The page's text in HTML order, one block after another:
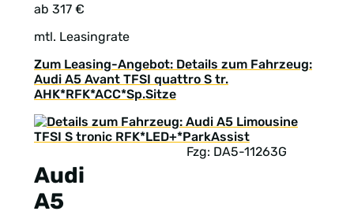
ab 317 €
mtl. Leasingrate
Zum Leasing-Angebot: Details zum Fahrzeug:
Audi A5 Avant TFSI quattro S tr.
AHK*RFK*ACC*Sp.Sitze
Audi
A5
Fzg: DA5-11263G